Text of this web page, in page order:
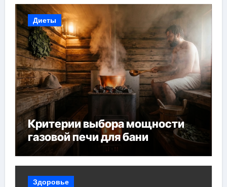
Диеты
Критерии выбора мощности
газовой печи для бани
Здоровье